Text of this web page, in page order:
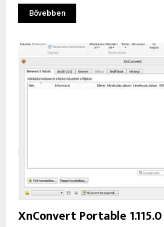
Bővebben
XnConvert Portable 1.115.0